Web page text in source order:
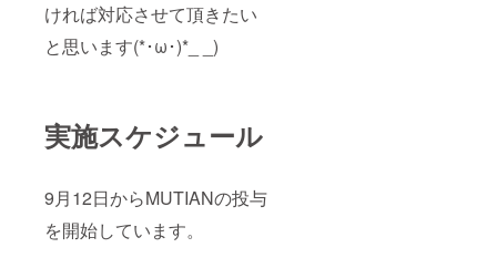
ければ対応させて頂きたい
と思います(*･ω･)*_ _)
実施スケジュール
9月12日からMUTIANの投与
を開始しています。